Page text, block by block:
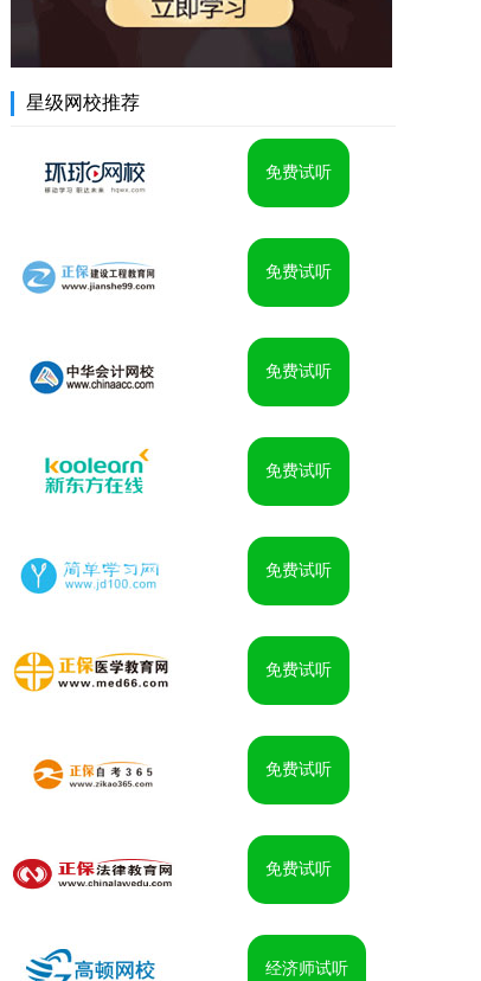
星级网校推荐
免费试听
免费试听
免费试听
免费试听
免费试听
免费试听
免费试听
免费试听
经济师试听